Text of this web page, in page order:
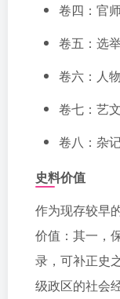
卷四：官
卷五：选
卷六：人
卷七：艺
卷八：杂
史料价值
作为现存较早
价值：其一，
录，可补正史
级政区的社会